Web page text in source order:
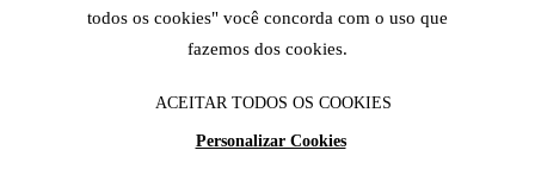
todos os cookies" você concorda com o uso que
fazemos dos cookies.
ACEITAR TODOS OS COOKIES
Personalizar Cookies